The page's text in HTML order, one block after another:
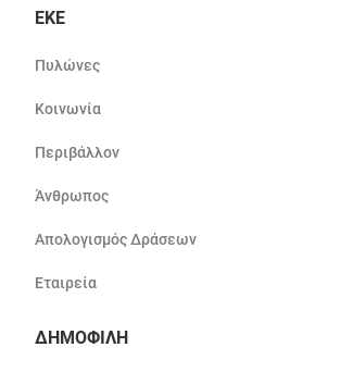
ΕΚΕ
Πυλώνες
Κοινωνία
Περιβάλλον
Άνθρωπος
Απολογισμός Δράσεων
Εταιρεία
ΔΗΜΟΦΙΛΗ